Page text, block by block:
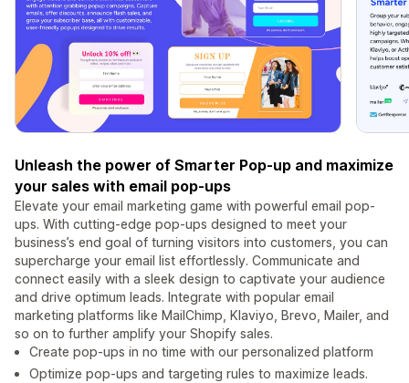
Unleash the power of Smarter Pop-up and maximize
your sales with email pop-ups
Elevate your email marketing game with powerful email pop-
ups. With cutting-edge pop-ups designed to meet your
business’s end goal of turning visitors into customers, you can
supercharge your email list effortlessly. Communicate and
connect easily with a sleek design to captivate your audience
and drive optimum leads. Integrate with popular email
marketing platforms like MailChimp, Klaviyo, Brevo, Mailer, and
so on to further amplify your Shopify sales.
Create pop-ups in no time with our personalized platform
Optimize pop-ups and targeting rules to maximize leads.